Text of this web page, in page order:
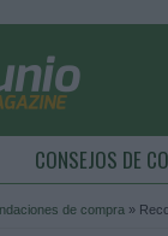
CONSEJOS DE
de compra »